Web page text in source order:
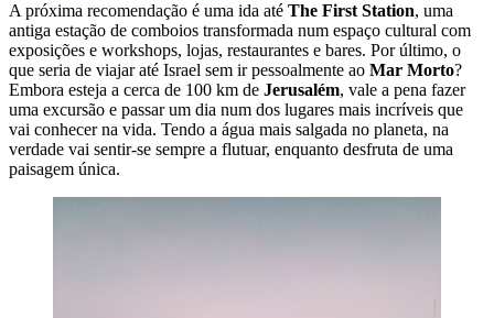
A próxima recomendação é uma ida até The First Station, uma
antiga estação de comboios transformada num espaço cultural com
exposições e workshops, lojas, restaurantes e bares. Por último, o
que seria de viajar até Israel sem ir pessoalmente ao Mar Morto?
Embora esteja a cerca de 100 km de Jerusalém, vale a pena fazer
uma excursão e passar um dia num dos lugares mais incríveis que
vai conhecer na vida. Tendo a água mais salgada no planeta, na
verdade vai sentir-se sempre a flutuar, enquanto desfruta de uma
paisagem única.